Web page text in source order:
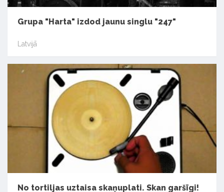
Grupa "Harta" izdod jaunu singlu "247"
Latvijā
No tortiljas uztaisa skaņuplati. Skan garšīgi!